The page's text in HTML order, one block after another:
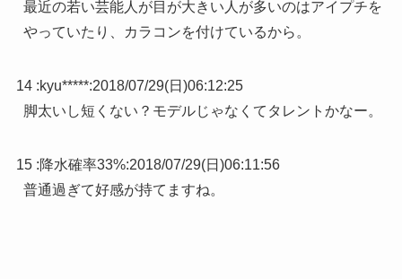
最近の若い芸能人が目が大きい人が多いのはアイプチを
やっていたり、カラコンを付けているから。
14 :kyu*****:2018/07/29(日)06:12:25
脚太いし短くない？モデルじゃなくてタレントかなー。
15 :降水確率33%:2018/07/29(日)06:11:56
普通過ぎて好感が持てますね。